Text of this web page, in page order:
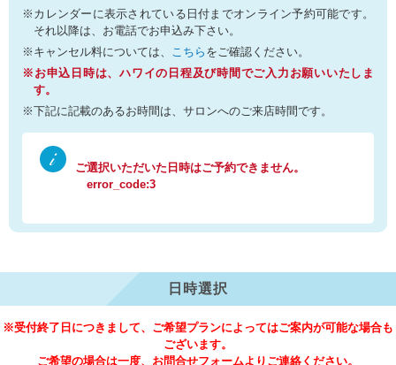
※カレンダーに表示されている日付までオンライン予約可能です。
それ以降は、お電話でお申込み下さい。
※キャンセル料については、 こちら をご確認ください。
※お申込日時は、ハワイの日程及び時間でご入力お願いいたしま
す。
※下記に記載のあるお時間は、サロンへのご来店時間です。
ご選択いただいた日時はご予約できません。
error_code:3
日時選択
※受付終了日につきまして、ご希望プランによってはご案内が可能な場合も
ございます。
ご希望の場合は一度、お問合せフォームよりご連絡ください。